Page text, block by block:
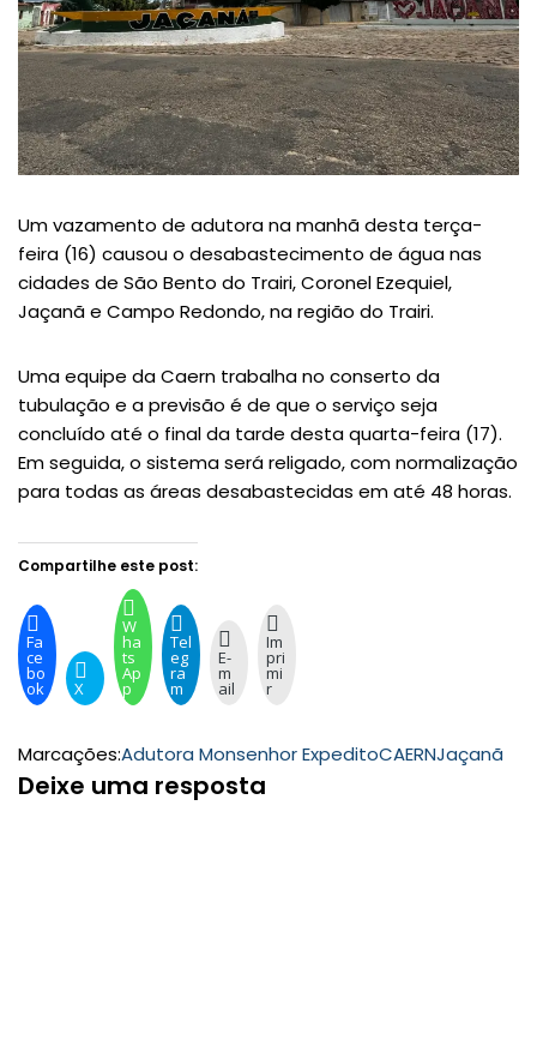
Um vazamento de adutora na manhã desta terça-
feira (16) causou o desabastecimento de água nas
cidades de São Bento do Trairi, Coronel Ezequiel,
Jaçanã e Campo Redondo, na região do Trairi.
Uma equipe da Caern trabalha no conserto da
tubulação e a previsão é de que o serviço seja
concluído até o final da tarde desta quarta-feira (17).
Em seguida, o sistema será religado, com normalização
para todas as áreas desabastecidas em até 48 horas.
Compartilhe este post:
Fa
ce
bo
ok X
W
ha
ts
Ap
p
Tel
eg
ra
m
E-
m
ail
Im
pri
mi
r
Marcações:Adutora Monsenhor ExpeditoCAERNJaçanã
Deixe uma resposta